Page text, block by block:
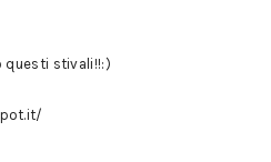
questi stivali!!:)